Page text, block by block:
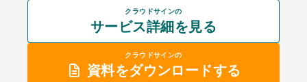
クラウドサインの
サービス詳細を見る
クラウドサインの
資料をダウンロードする